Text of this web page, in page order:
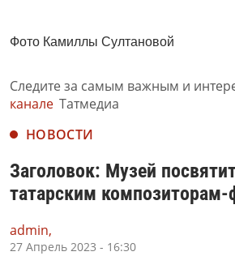
Фото Камиллы Султановой
Следите за самым важным и
канале Татмедиа
НОВОСТИ
Заголовок: Музей
татарским
admin,
27 Апрель 2023 - 16:30